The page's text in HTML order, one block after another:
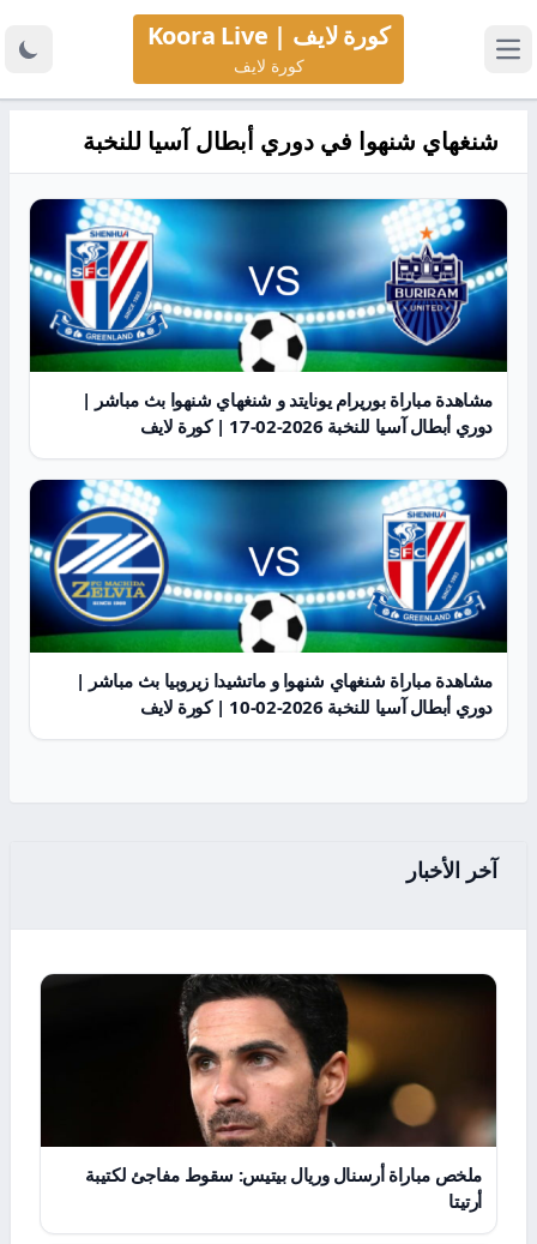
كورة لايف | Koora Live
كورة لايف
شنغهاي شنهوا في دوري أبطال آسيا للنخبة
مشاهدة مباراة بوريرام يونايتد و شنغهاي شنهوا بث مباشر |
دوري أبطال آسيا للنخبة 2026-02-17 | كورة لايف
مشاهدة مباراة شنغهاي شنهوا و ماتشيدا زيروبيا بث مباشر |
دوري أبطال آسيا للنخبة 2026-02-10 | كورة لايف
آخر الأخبار
ملخص مباراة أرسنال وريال بيتيس: سقوط مفاجئ لكتيبة
أرتيتا